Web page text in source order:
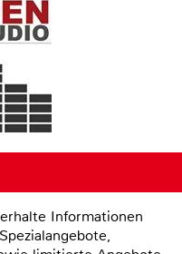
Informationen